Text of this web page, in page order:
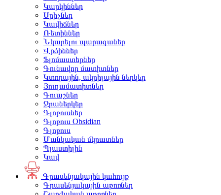
Կարկիններ
Սրիչներ
Կավիճներ
Ռետիններ
Նկարելու պարագաներ
Վրձիններ
Ֆլոմաստերներ
Գունավոր մատիտներ
Կտորային, ակրիլային ներկեր
Յուղամատիտներ
Գուաշներ
Ջրաներկեր
Գլոբուսներ
Գլոբուս Obsidian
Գլոբուս
Մանկական մկրատներ
Պլաստիլին
Կավ
Գրասենյակային կահույք
Գրասենյակային աթոռներ